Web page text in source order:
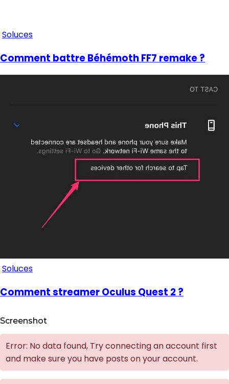
Soluces
Comment battre Béhémoth FF7 remake ?
Soluces
Comment streamer Oculus Quest 2 ?
Screenshot
Error: No data found, Try connecting an account first
and make sure you have posts on your account.